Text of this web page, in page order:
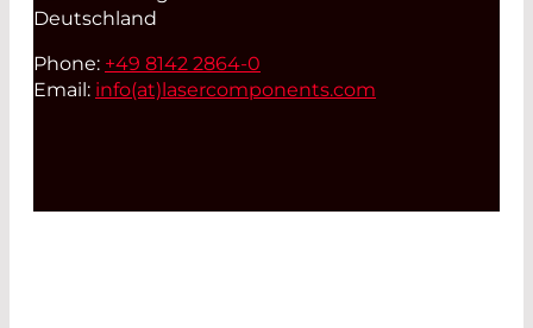
Deutschland
Phone: +49 8142 2864-0
Email: info(at)lasercomponents.com